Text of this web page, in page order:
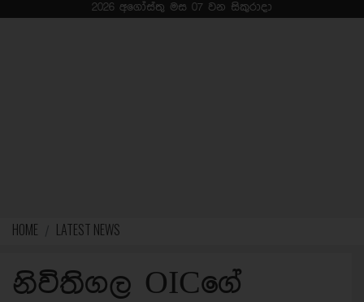
2026 අගෝස්තු මස 07 වන සිකුරාදා
HOME LATEST NEWS
නිවිතිගල OICගේ